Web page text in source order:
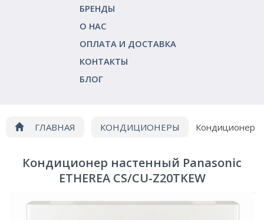
БРЕНДЫ
О НАС
ОПЛАТА И ДОСТАВКА
КОНТАКТЫ
БЛОГ
ГЛАВНАЯ КОНДИЦИОНЕРЫ
Кондиционер
Кондиционер настенный Panasonic
ETHEREA CS/CU-Z20TKEW